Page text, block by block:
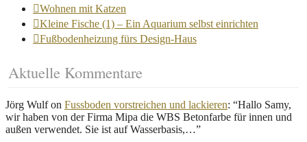
Wohnen mit Katzen
Kleine Fische (1) – Ein Aquarium selbst einrichten
Fußbodenheizung fürs Design-Haus
Aktuelle Kommentare
Jörg Wulfon Fussboden vorstreichen und lackieren: “Hallo Samy,
wir haben von der Firma Mipa die WBS Betonfarbe für innen und
außen verwendet. Sie ist auf Wasserbasis,…”